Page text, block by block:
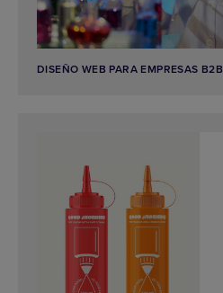
DISEÑO WEB PARA EMPRESAS B2B